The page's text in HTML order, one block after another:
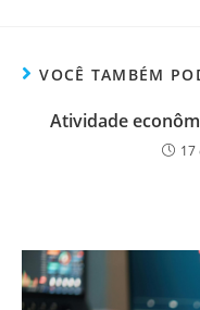
VOCÊ TAMBÉM
Atividade
17